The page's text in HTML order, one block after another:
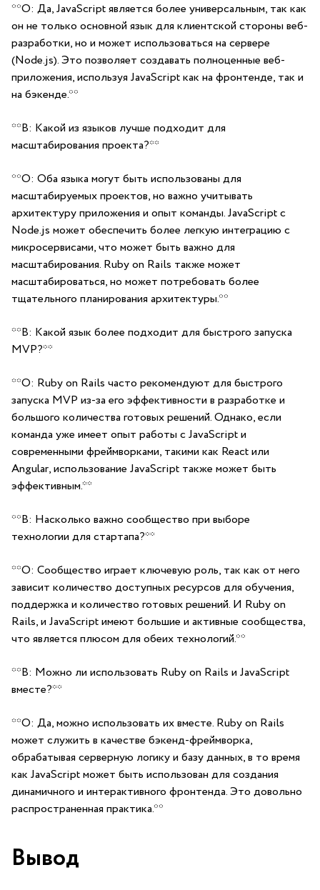
**О: Да, ⁢JavaScript является‍ более универсальным, так как
он не только основной язык для⁣ клиентской стороны веб-
разработки, ⁢но и может использоваться на сервере
(Node.js). Это ⁢позволяет ​создавать полноценные веб-
приложения, используя JavaScript как на фронтенде,⁤ так⁣ и
на бэкенде.**
**В: Какой из⁤ языков ‌лучше подходит для
⁢масштабирования проекта?**
**О: Оба языка могут быть ‍использованы для ​
масштабируемых проектов, но важно учитывать
архитектуру приложения и опыт ‌команды. JavaScript с
Node.js может‍ обеспечить более ⁤легкую интеграцию ⁤с
микросервисами, что может быть важно для
масштабирования. Ruby on Rails также может
масштабироваться, но может потребовать более
тщательного планирования‌ архитектуры.**
**В: Какой⁣ язык ‍более подходит для быстрого⁢ запуска⁣
MVP?**
**О: Ruby on Rails часто рекомендуют для ​быстрого
запуска MVP из-за его эффективности в разработке и
‍большого количества готовых ‍решений. Однако, если
команда уже имеет опыт⁢ работы с JavaScript и
современными фреймворками, такими как React‌ или
Angular,‍ использование JavaScript также может быть
эффективным.**
**В: ‌Насколько важно ​сообщество⁣ при выборе
‍технологии для стартапа?**
**О: Сообщество⁣ играет ключевую⁤ роль, так как от него
зависит количество⁢ доступных ресурсов ⁣для обучения,
поддержка и количество готовых решений. ⁢И ​Ruby ⁤on
Rails, и JavaScript имеют‌ большие ‍и активные сообщества,
⁢что ‌является плюсом для обеих ⁣технологий.**
**В:​ Можно ли использовать Ruby on Rails и JavaScript
вместе?**
**О: ‍Да, можно‍ использовать их вместе. ⁢Ruby on ‍Rails
может ​служить в качестве бэкенд-фреймворка,
обрабатывая ‌серверную ⁢логику и базу данных, в ⁢то время
‍как ​JavaScript может ⁣быть использован для создания
динамичного и интерактивного ‌фронтенда. Это довольно‌
распространенная практика.**
Вывод